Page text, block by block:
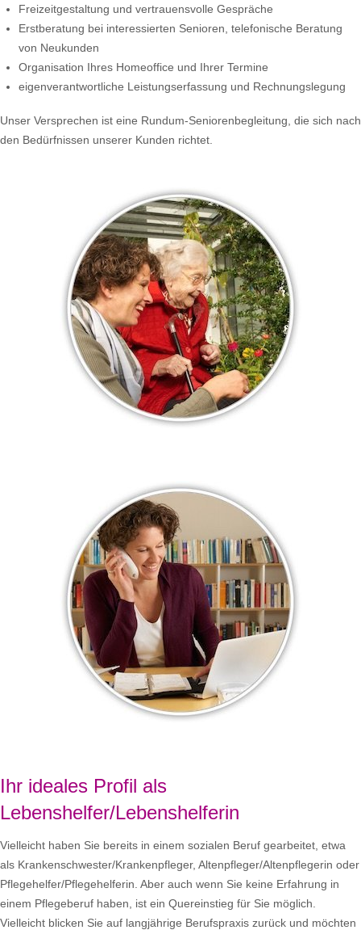
Freizeitgestaltung und vertrauensvolle Gespräche
Erstberatung bei interessierten Senioren, telefonische Beratung
von Neukunden
Organisation Ihres Homeoffice und Ihrer Termine
eigenverantwortliche Leistungserfassung und Rechnungslegung
Unser Versprechen ist eine Rundum-Seniorenbegleitung, die sich nach
den Bedürfnissen unserer Kunden richtet.
Ihr ideales Profil als
Lebenshelfer/Lebenshelferin
Vielleicht haben Sie bereits in einem sozialen Beruf gearbeitet, etwa
als Krankenschwester/Krankenpfleger, Altenpfleger/Altenpflegerin oder
Pflegehelfer/Pflegehelferin. Aber auch wenn Sie keine Erfahrung in
einem Pflegeberuf haben, ist ein Quereinstieg für Sie möglich.
Vielleicht blicken Sie auf langjährige Berufspraxis zurück und möchten